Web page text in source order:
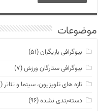
موضوعات
بیوگرافی بازیگران(۵۱)
بیوگرافی ستارگان ورزش(۷)
تازه های تلویزیون، سینما و تئاتر (۶,۴۸۲)
دسته‌بندی نشده(۹۶)